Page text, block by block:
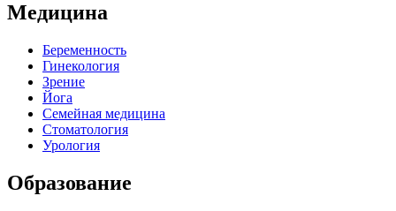
Медицина
Беременность
Гинекология
Зрение
Йога
Семейная медицина
Стоматология
Урология
Образование